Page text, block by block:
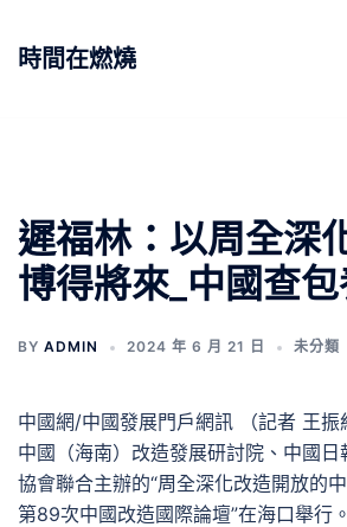
時間在燃燒
遲福林：以周全深
博得將來_中國查
BY ADMIN 2024 年 6 月 21 日 未分類
中國網/中國發展門戶網訊 （記者 王
中國（海南）改造發展研討院、中國
協會聯合主辦的“周全深化改造開放的
第89次中國改造國際論壇”在海口舉行